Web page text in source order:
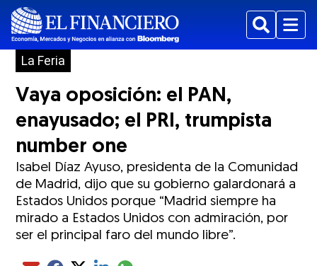
BuscarMenu
La Feria
Vaya oposición: el PAN,
enayusado; el PRI, trumpista
number one
Isabel Díaz Ayuso, presidenta de la Comunidad
de Madrid, dijo que su gobierno galardonará a
Estados Unidos porque “Madrid siempre ha
mirado a Estados Unidos con admiración, por
ser el principal faro del mundo libre”.